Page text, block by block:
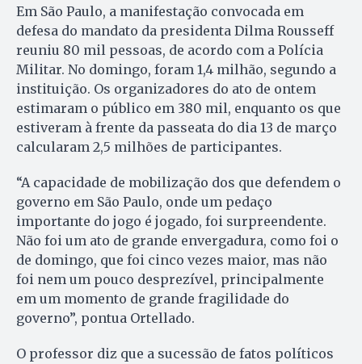
Em São Paulo, a manifestação convocada em
defesa do mandato da presidenta Dilma Rousseff
reuniu 80 mil pessoas, de acordo com a Polícia
Militar. No domingo, foram 1,4 milhão, segundo a
instituição. Os organizadores do ato de ontem
estimaram o público em 380 mil, enquanto os que
estiveram à frente da passeata do dia 13 de março
calcularam 2,5 milhões de participantes.
“A capacidade de mobilização dos que defendem o
governo em São Paulo, onde um pedaço
importante do jogo é jogado, foi surpreendente.
Não foi um ato de grande envergadura, como foi o
de domingo, que foi cinco vezes maior, mas não
foi nem um pouco desprezível, principalmente
em um momento de grande fragilidade do
governo”, pontua Ortellado.
O professor diz que a sucessão de fatos políticos